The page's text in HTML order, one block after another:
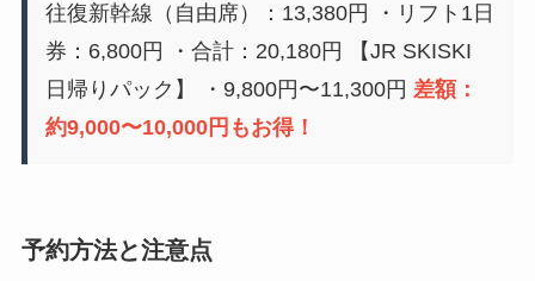
往復新幹線（自由席）：13,380円 ・リフト1日
券：6,800円 ・合計：20,180円 【JR SKISKI
日帰りパック】 ・9,800円〜11,300円 差額：
約9,000〜10,000円もお得！
予約方法と注意点